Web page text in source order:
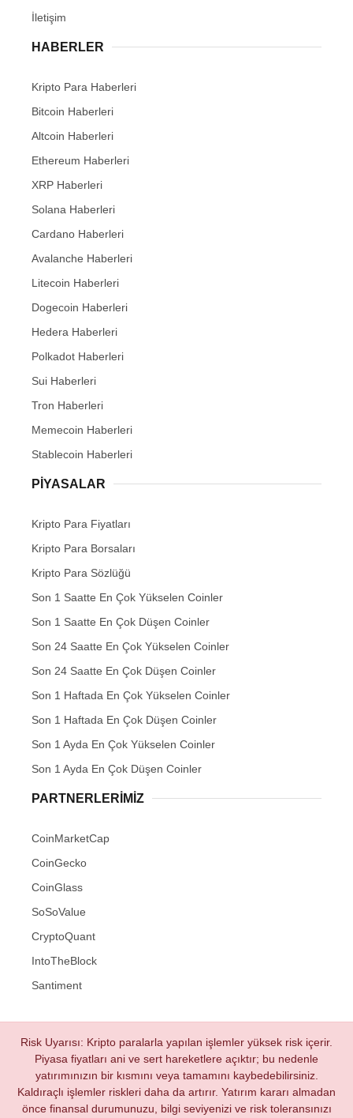
İletişim
HABERLER
Kripto Para Haberleri
Bitcoin Haberleri
Altcoin Haberleri
Ethereum Haberleri
XRP Haberleri
Solana Haberleri
Cardano Haberleri
Avalanche Haberleri
Litecoin Haberleri
Dogecoin Haberleri
Hedera Haberleri
Polkadot Haberleri
Sui Haberleri
Tron Haberleri
Memecoin Haberleri
Stablecoin Haberleri
PIYASALAR
Kripto Para Fiyatları
Kripto Para Borsaları
Kripto Para Sözlüğü
Son 1 Saatte En Çok Yükselen Coinler
Son 1 Saatte En Çok Düşen Coinler
Son 24 Saatte En Çok Yükselen Coinler
Son 24 Saatte En Çok Düşen Coinler
Son 1 Haftada En Çok Yükselen Coinler
Son 1 Haftada En Çok Düşen Coinler
Son 1 Ayda En Çok Yükselen Coinler
Son 1 Ayda En Çok Düşen Coinler
PARTNERLERIMIZ
CoinMarketCap
CoinGecko
CoinGlass
SoSoValue
CryptoQuant
IntoTheBlock
Santiment
Risk Uyarısı: Kripto paralarla yapılan işlemler yüksek risk içerir.
Piyasa fiyatları ani ve sert hareketlere açıktır; bu nedenle
yatırımınızın bir kısmını veya tamamını kaybedebilirsiniz.
Kaldıraçlı işlemler riskleri daha da artırır. Yatırım kararı almadan
önce finansal durumunuzu, bilgi seviyenizi ve risk toleransınızı